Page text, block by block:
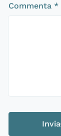
Commenta *
Invia